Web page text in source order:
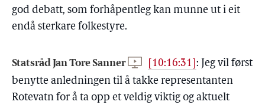
god debatt, som forhåpentleg kan munne ut i eit
endå sterkare folkestyre.
Statsråd Jan Tore Sanner [10:16:31] : Jeg vil først
benytte anledningen til å takke representanten
Rotevatn for å ta opp et veldig viktig og aktuelt